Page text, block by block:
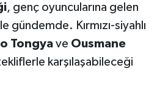
, genç oyuncularına gelen
Kırmızı-siyahlı
Tongyave Ousmane
karşılaşabileceği